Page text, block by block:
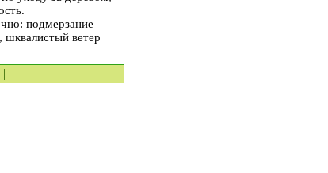
подмерзание
шквалистый ветер
|